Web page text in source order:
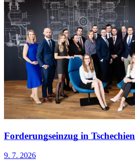
Forderungseinzug in Tschechien
9. 7. 2026